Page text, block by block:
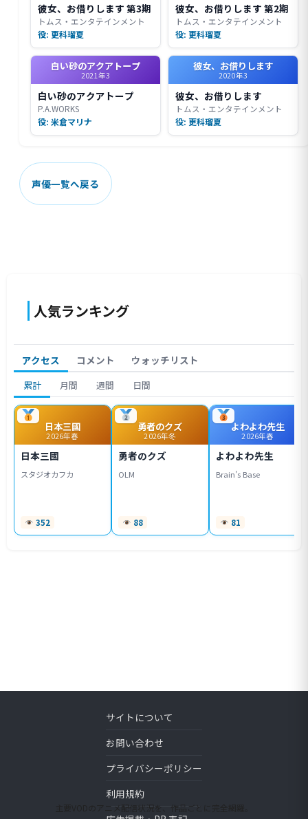
彼女、お借りします 第3期
トムス・エンタテインメント
役: 更科瑠夏
彼女、お借りします 第2期
トムス・エンタテインメント
役: 更科瑠夏
白い砂のアクアトープ
2021年3
白い砂のアクアトープ
P.A.WORKS
役: 米倉マリナ
彼女、お借りします
2020年3
彼女、お借りします
トムス・エンタテインメント
役: 更科瑠夏
声優一覧へ戻る
人気ランキング
アクセス コメント ウォッチリスト
累計 月間 週間 日間
日本三國
2026年春
日本三國
スタジオカフカ
352
勇者のクズ
2026年冬
勇者のクズ
OLM
88
よわよわ先生
2026年春
よわよわ先生
Brain's Base
81
主要VODのアニメ配信状況を、作品ごとに完全網羅。
サイトについて
お問い合わせ
プライバシーポリシー
利用規約